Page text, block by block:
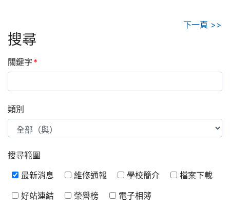
下一頁 >>
搜尋
關鍵字 *
類別
搜尋範圍
最新消息
維修通報 學校簡介
檔案下載
好站連結
榮譽榜 電子相簿